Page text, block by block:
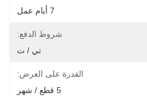
7 أيام عمل
شروط الدفع:
تي / ت
القدرة على العرض:
5 قطع / شهر